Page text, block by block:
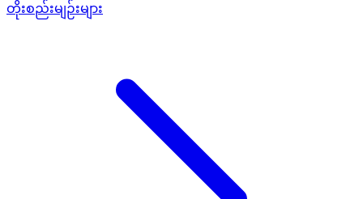
တိုးစည်းမျဉ်းများ